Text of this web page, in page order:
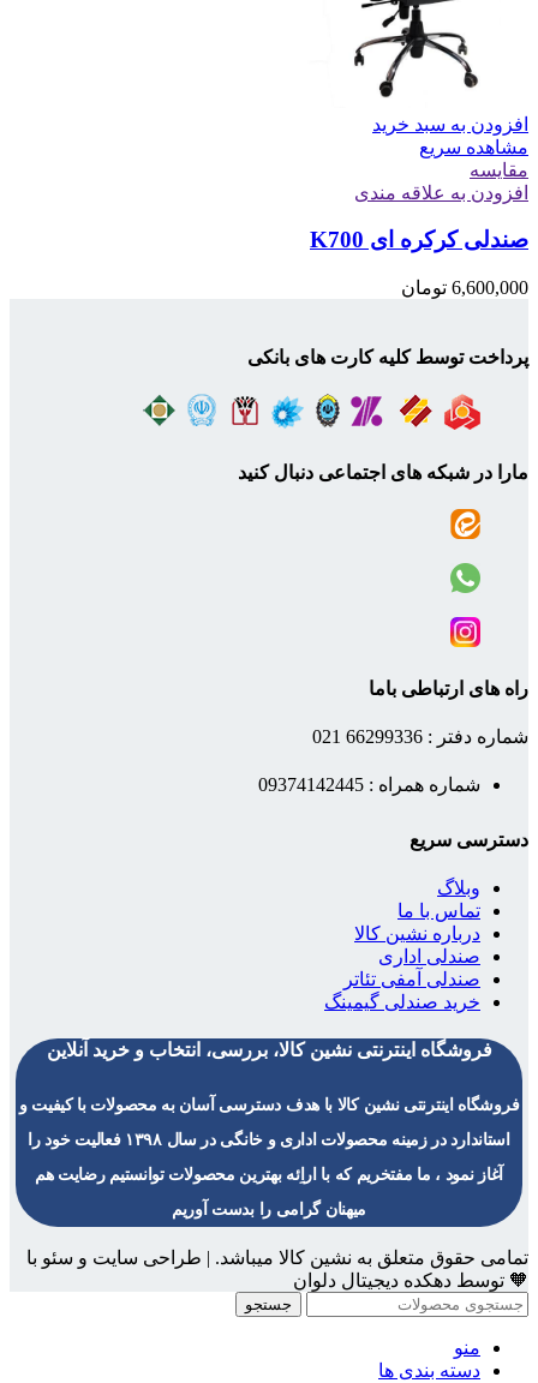
افزودن به سبد خرید
مشاهده سریع
مقایسه
افزودن به علاقه مندی
صندلی کرکره ای K700
6,600,000 تومان
پرداخت توسط کلیه کارت های بانکی
مارا در شبکه های اجتماعی دنبال کنید
راه های ارتباطی باما
شماره دفتر : 66299336 021
شماره همراه : 09374142445
دسترسی سریع
وبلاگ
تماس با ما
درباره نشین کالا
صندلی اداری
صندلی آمفی تئاتر
خرید صندلی گیمینگ
فروشگاه اینترنتی نشین کالا، بررسی، انتخاب و خرید آنلاین
فروشگاه اینترنتی نشین کالا با هدف دسترسی آسان به محصولات با کیفیت و
استاندارد در زمینه محصولات اداری و خانگی در سال ۱۳۹۸ فعالیت خود را
آغاز نمود ، ما مفتخریم که با اراِئه بهترین محصولات توانستیم رضایت هم
میهنان گرامی را بدست آوریم
تمامی حقوق متعلق به نشین کالا میباشد. | طراحی سایت و سئو با
🧡 توسط دهکده دیجیتال دلوان
جستجو
منو
دسته بندی ها